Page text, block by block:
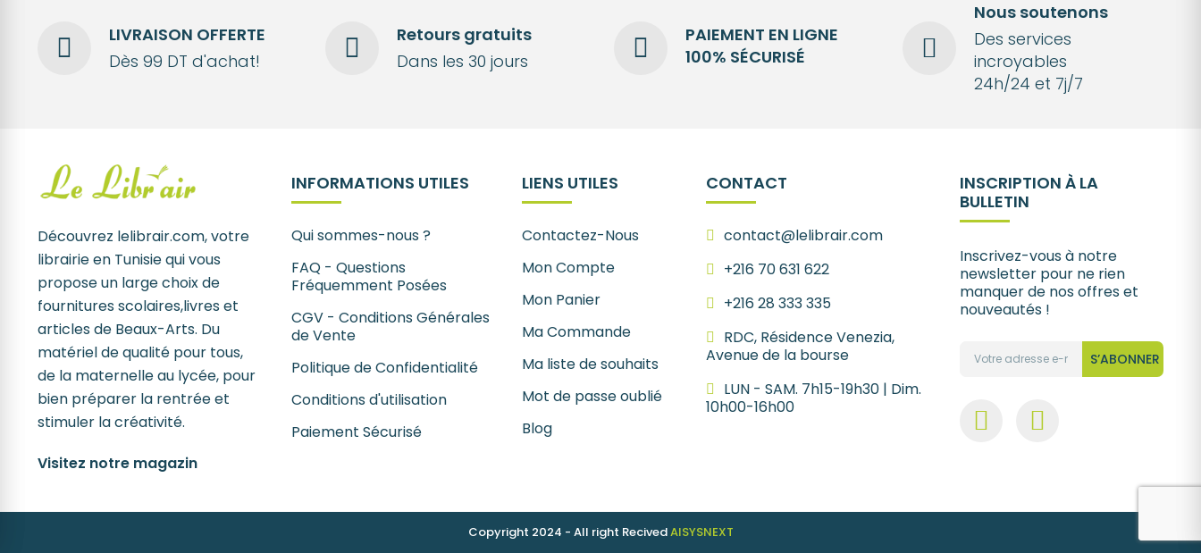
LIVRAISON OFFERTE
Dès 99 DT d'achat!
Retours gratuits
Dans les 30 jours
PAIEMENT EN LIGNE
100% SÉCURISÉ
Nous soutenons
Des services
incroyables
24h/24 et 7j/7
Découvrez lelibrair.com, votre
librairie en Tunisie qui vous
propose un large choix de
fournitures scolaires,livres et
articles de Beaux-Arts. Du
matériel de qualité pour tous,
de la maternelle au lycée, pour
bien préparer la rentrée et
stimuler la créativité.
Visitez notre magazin
INFORMATIONS UTILES
Qui sommes-nous ?
FAQ - Questions
Fréquemment Posées
CGV - Conditions Générales
de Vente
Politique de Confidentialité
Conditions d'utilisation
Paiement Sécurisé
LIENS UTILES
Contactez-Nous
Mon Compte
Mon Panier
Ma Commande
Ma liste de souhaits
Mot de passe oublié
Blog
CONTACT
contact@lelibrair.com
+216 70 631 622
+216 28 333 335
RDC, Résidence Venezia,
Avenue de la bourse
LUN - SAM. 7h15-19h30 | Dim.
10h00-16h00
INSCRIPTION À LA
BULLETIN
Inscrivez-vous à notre
newsletter pour ne rien
manquer de nos offres et
nouveautés !
S’ABONNER
Copyright 2024 - All right RecivedAISYSNEXT